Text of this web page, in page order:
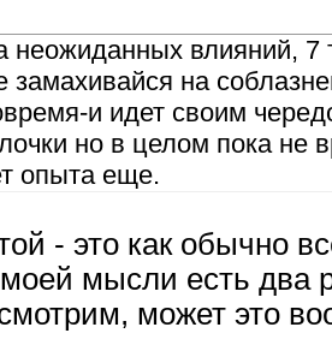
неожиданных влияний, 7
замахивайся на
и идет своим
но в целом пока не
опыта еще.
- это как обычно
мысли есть два
может это